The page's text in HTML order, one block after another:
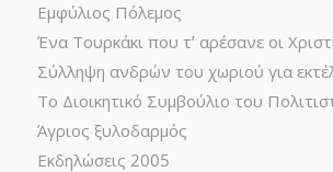
Εμφύλιος Πόλεμος
Ένα Τουρκάκι που τ’ αρέσανε οι
Σύλληψη ανδρών του χωριού για
Το Διοικητικό Συμβούλιο του
Άγριος ξυλοδαρμός
Εκδηλώσεις 2005